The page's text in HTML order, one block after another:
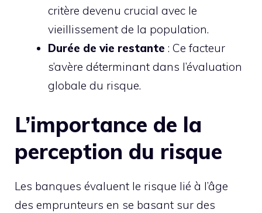
critère devenu crucial avec le
vieillissement de la population.
Durée de vie restante : Ce facteur
s’avère déterminant dans l’évaluation
globale du risque.
L’importance de la
perception du risque
Les banques évaluent le risque lié à l’âge
des emprunteurs en se basant sur des